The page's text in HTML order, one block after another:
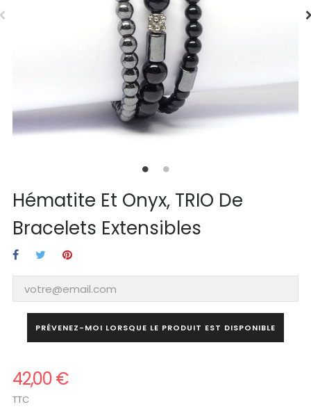
Hématite Et Onyx, TRIO De
Bracelets Extensibles
PRÉVENEZ-MOI LORSQUE LE PRODUIT EST DISPONIBLE
42,00 €
TTC